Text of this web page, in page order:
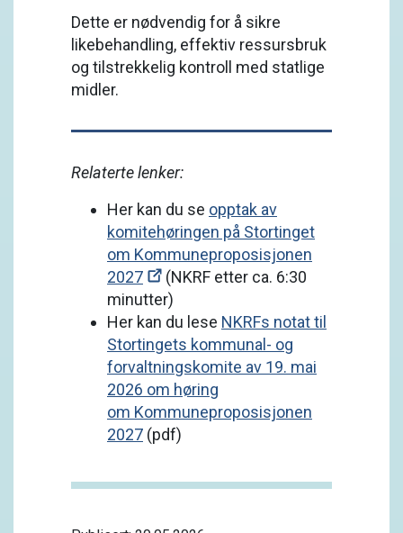
Dette er nødvendig for å sikre
likebehandling, effektiv ressursbruk
og tilstrekkelig kontroll med statlige
midler.
Relaterte lenker:
Her kan du se opptak av
komitehøringen på Stortinget
om Kommuneproposisjonen
2027
(NKRF etter ca. 6:30
minutter)
Her kan du lese NKRFs notat til
Stortingets kommunal- og
forvaltningskomite av 19. mai
2026 om høring
om Kommuneproposisjonen
2027 (pdf)